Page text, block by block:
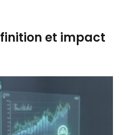
et impact